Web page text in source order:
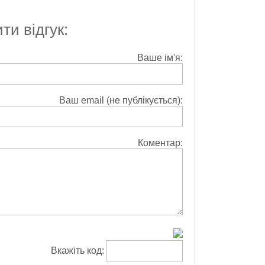
відгук:
Ваше ім'я:
Ваш email (не публікується):
Коментар:
Вкажіть код: